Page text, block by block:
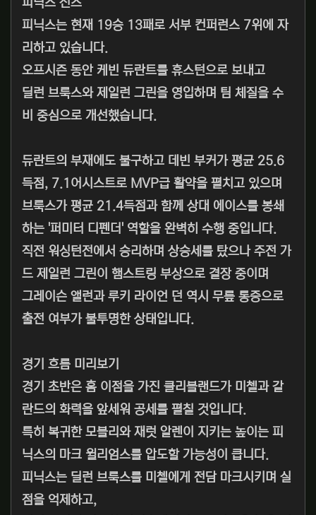
피닉스 선스
피닉스는 현재 19승 13패로 서부 컨퍼런스 7위에 자
리하고 있습니다.
오프시즌 동안 케빈 듀란트를 휴스턴으로 보내고
딜런 브룩스와 제일런 그린을 영입하며 팀 체질을 수
비 중심으로 개선했습니다.
듀란트의 부재에도 불구하고 데빈 부커가 평균 25.6
득점, 7.1어시스트로 MVP급 활약을 펼치고 있으며
브룩스가 평균 21.4득점과 함께 상대 에이스를 봉쇄
하는 '퍼미터 디펜더' 역할을 완벽히 수행 중입니다.
직전 워싱턴전에서 승리하며 상승세를 탔으나 주전 가
드 제일런 그린이 햄스트링 부상으로 결장 중이며
그레이슨 앨런과 루키 라이언 던 역시 무릎 통증으로
출전 여부가 불투명한 상태입니다.
경기 흐름 미리보기
경기 초반은 홈 이점을 가진 클리블랜드가 미첼과 갈
란드의 화력을 앞세워 공세를 펼칠 것입니다.
특히 복귀한 모블리와 재럿 알렌이 지키는 높이는 피
닉스의 마크 윌리엄스를 압도할 가능성이 큽니다.
피닉스는 딜런 브룩스를 미첼에게 전담 마크시키며 실
점을 억제하고,